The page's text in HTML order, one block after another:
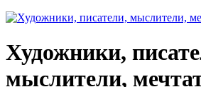
Художники,
мыслители,